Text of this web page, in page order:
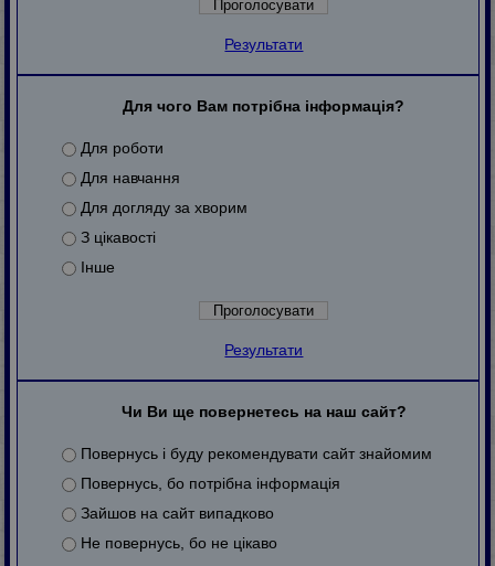
Результати
Для чого Вам потрібна інформація?
Для роботи
Для навчання
Для догляду за хворим
З цікавості
Інше
Результати
Чи Ви ще повернетесь на наш сайт?
Повернусь і буду рекомендувати сайт знайомим
Повернусь, бо потрібна інформація
Зайшов на сайт випадково
Не повернусь, бо не цікаво